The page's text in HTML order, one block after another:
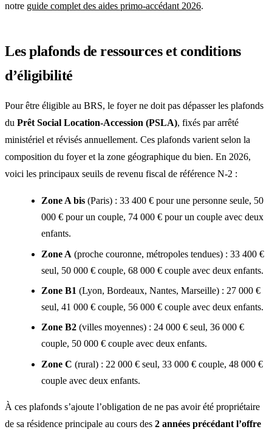
notre guide complet des aides primo-accédant 2026.
Les plafonds de ressources et conditions
d’éligibilité
Pour être éligible au BRS, le foyer ne doit pas dépasser les plafonds
du Prêt Social Location-Accession (PSLA), fixés par arrêté
ministériel et révisés annuellement. Ces plafonds varient selon la
composition du foyer et la zone géographique du bien. En 2026,
voici les principaux seuils de revenu fiscal de référence N-2 :
Zone A bis (Paris) : 33 400 € pour une personne seule, 50
000 € pour un couple, 74 000 € pour un couple avec deux
enfants.
Zone A (proche couronne, métropoles tendues) : 33 400 €
seul, 50 000 € couple, 68 000 € couple avec deux enfants.
Zone B1 (Lyon, Bordeaux, Nantes, Marseille) : 27 000 €
seul, 41 000 € couple, 56 000 € couple avec deux enfants.
Zone B2 (villes moyennes) : 24 000 € seul, 36 000 €
couple, 50 000 € couple avec deux enfants.
Zone C (rural) : 22 000 € seul, 33 000 € couple, 48 000 €
couple avec deux enfants.
À ces plafonds s’ajoute l’obligation de ne pas avoir été propriétaire
de sa résidence principale au cours des 2 années précédant l’offre